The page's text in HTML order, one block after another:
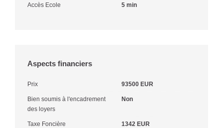
Accès Ecole 5 min
Aspects financiers
Prix 93500 EUR
Bien soumis à l'encadrement
des loyers
Non
Taxe Foncière 1342 EUR